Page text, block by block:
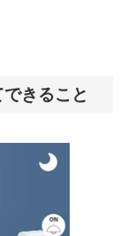
きること